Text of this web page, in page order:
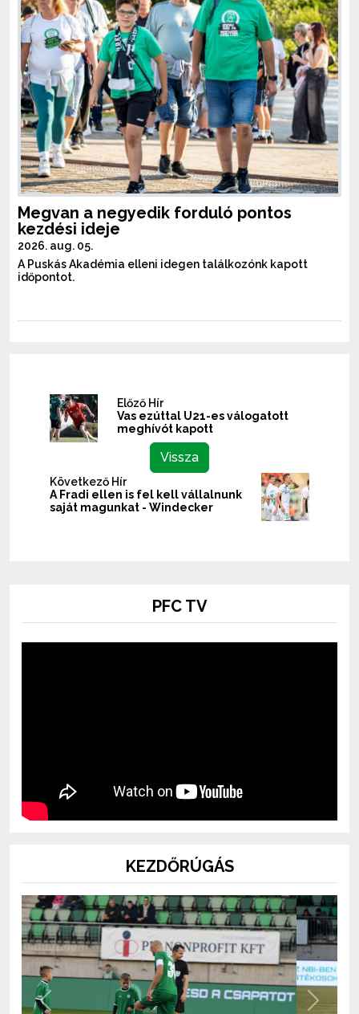
Megvan a negyedik forduló pontos
kezdési ideje
2026. aug. 05.
A Puskás Akadémia elleni idegen találkozónk kapott
időpontot.
Előző Hír
Vas ezúttal U21-es válogatott
meghívót kapott
Vissza
Következő Hír
A Fradi ellen is fel kell vállalnunk
saját magunkat - Windecker
PFC TV
KEZDŐRÚGÁS
Previous Next